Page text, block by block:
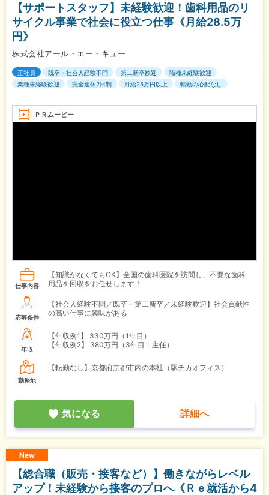
【サポートスタッフ】未経験歓迎！歯科用品のリ
サイクル事業で社会に役立つ仕事《月給28.5万
円》
株式会社アール・エー・キュー
正社員 既卒・社会人経験不問 第二新卒歓迎
職種未経験歓迎
業種未経験歓迎
完全週休2日制 月給25万円以上 転勤の心配なし
ＰＲムービー
仕事内容
【知識がなくてもOK】全国の歯科医院を訪問し、不要な歯科
用品を回収をお任せします！
応募条件
【社会人経験不問／既卒・第二新卒／未経験歓迎】社会貢献性
の高い仕事に興味がある
年収
【年収例1】
330万円（1年目）
【年収例2】
380万円（3年目：主任）
勤務地
【転勤なし】京都府京都市内の本社（駅チカオフィス）
気になる 詳細へ
New
【総合職（販売・接客など）】働きながらレベル
アップ！未経験から接客のプロへ《Ｒｅ就活から4